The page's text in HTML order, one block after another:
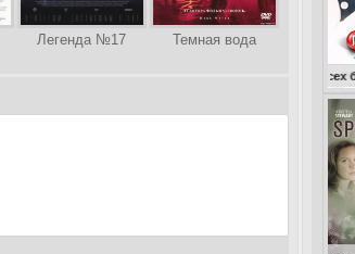
Легенда №17 Темная вода